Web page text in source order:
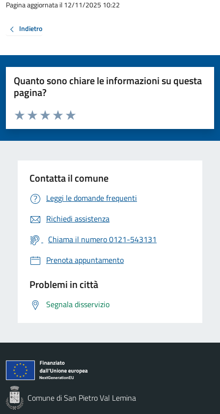
Pagina aggiornata il 12/11/2025 10:22
Indietro
Quanto sono chiare le informazioni su questa
pagina?
Valuta da 1 a 5 stelle la pagina
Valuta 5 stelle su 5
Valuta 4 stelle su 5
Valuta 3 stelle su 5
Valuta 2 stelle su 5
Valuta 1 stelle su 5
Contatta il comune
Leggi le domande frequenti
Richiedi assistenza
Chiama il numero 0121-543131
Prenota appuntamento
Problemi in città
Segnala disservizio
Comune di San Pietro Val Lemina